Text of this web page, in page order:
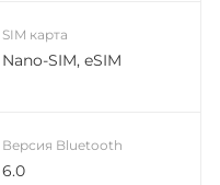
SIM карта
Nano-SIM, eSIM
Версия Bluetooth
6.0